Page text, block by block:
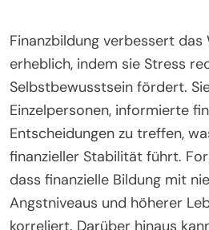
Finanzbildung verbessert das
erheblich, indem sie Stress
Selbstbewusstsein fördert.
Einzelpersonen, informierte
Entscheidungen zu treffen,
finanzieller Stabilität führt.
dass finanzielle Bildung mit
Angstniveaus und höherer
korreliert. Darüber hinaus